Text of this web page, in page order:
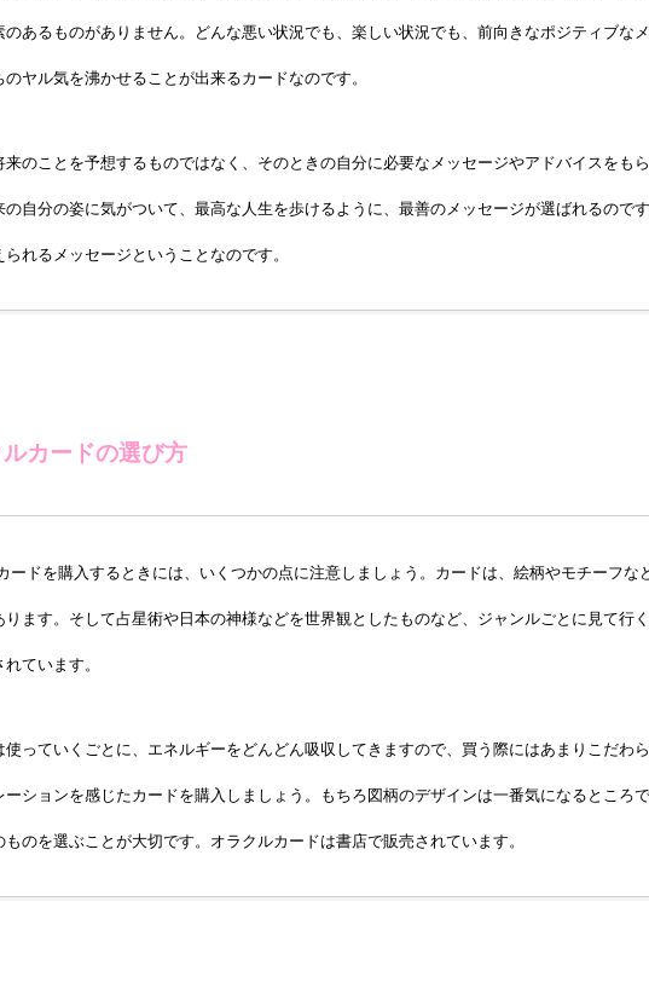
のあるものがありません。どんな悪い状況でも、楽しい状況でも、前向きなポジティブな
ヤル気を沸かせることが出来るカードなのです。
のことを予想するものではなく、そのときの自分に必要なメッセージやアドバイスをも
の自分の姿に気がついて、最高な人生を歩けるように、最善のメッセージが選ばれるので
れるメッセージということなのです。
ルカードの選び方
ードを購入するときには、いくつかの点に注意しましょう。カードは、絵柄やモチーフな
ります。そして占星術や日本の神様などを世界観としたものなど、ジャンルごとに見て行
ています。
使っていくごとに、エネルギーをどんどん吸収してきますので、買う際にはあまりこだわら
ーションを感じたカードを購入しましょう。もちろ図柄のデザインは一番気になるところ
ものを選ぶことが大切です。オラクルカードは書店で販売されています。